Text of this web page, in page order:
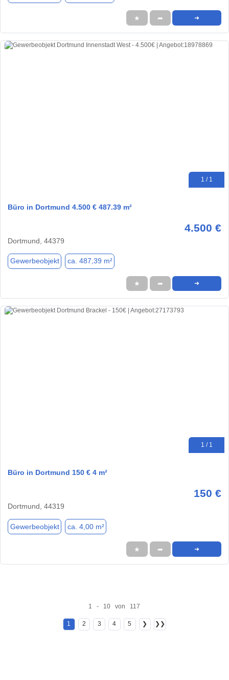
★ ➦ ➜
1 / 1
Büro in Dortmund 4.500 € 487.39 m²
4.500 €
Dortmund, 44379
Gewerbeobjekt ca. 487,39 m²
★ ➦ ➜
1 / 1
Büro in Dortmund 150 € 4 m²
150 €
Dortmund, 44319
Gewerbeobjekt ca. 4,00 m²
★ ➦ ➜
1 - 10 von 117
1 2 3 4 5 ❯ ❯❯